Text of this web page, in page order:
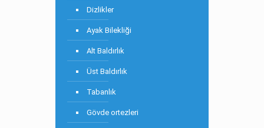
Dizlikler
Ayak Bilekliği
Alt Baldırlık
Üst Baldırlık
Tabanlık
Gövde ortezleri